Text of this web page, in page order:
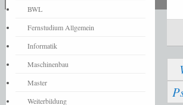
BWL
Fernstudium Allgemein
Informatik
Maschinenbau
Master
Weiterbildung